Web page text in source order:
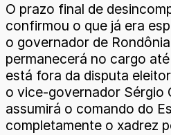
O prazo final de
confirmou o que já era
o governador de
permanecerá no cargo
está fora da disputa
o vice-governador Sérgio
assumirá o comando do
completamente o xadrez